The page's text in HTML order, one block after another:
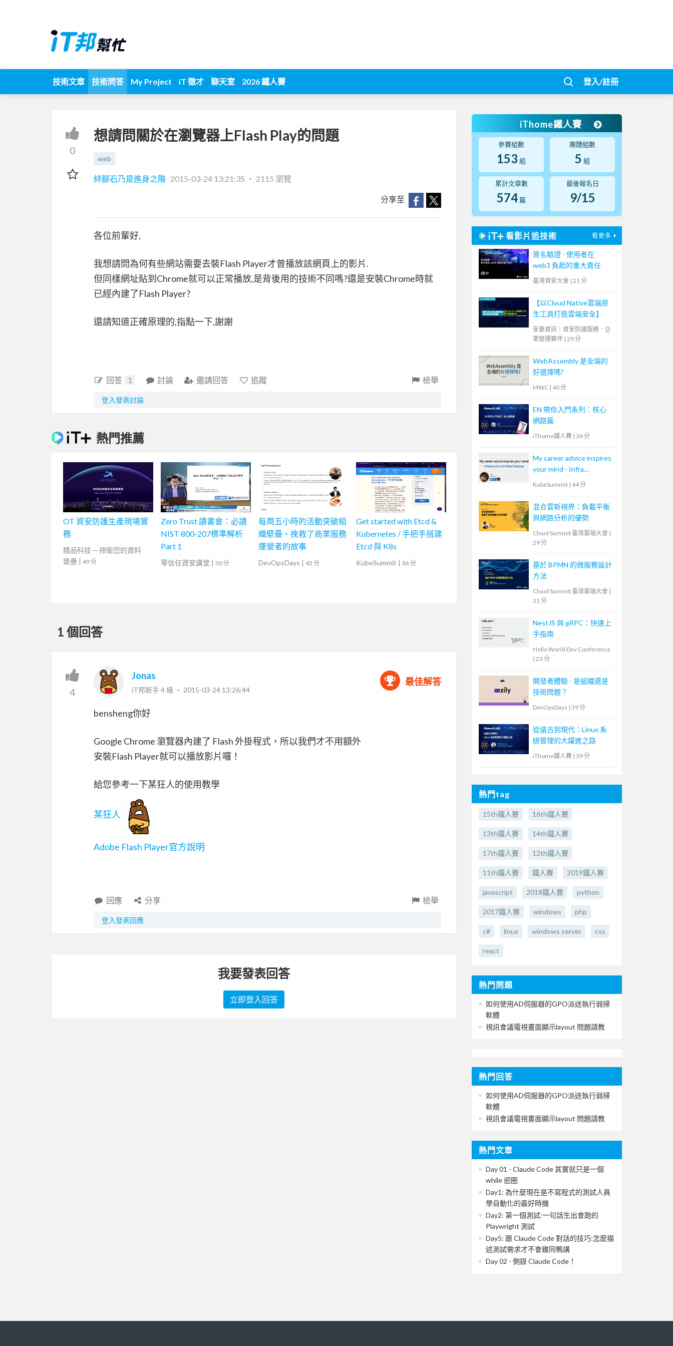
技術文章 技術問答 My Project iT 徵才 聊天室 2026 鐵人賽 登入/註冊
0
想請問關於在瀏覽器上Flash Play的問題
web
絆腳石乃是進身之階 2015-03-24 13:21:35 ‧ 2115 瀏覽
分享至
各位前輩好,
我想請問為何有些網站需要去裝Flash Player才曾播放該網頁上的影片.
但同樣網址貼到Chrome就可以正常播放,是背後用的技術不同嗎?還是安裝Chrome時就
已經內建了Flash Player?
還請知道正確原理的,指點一下,謝謝
回答 1 討論 邀請回答 追蹤 檢舉
登入發表討論
熱門推薦
OT 資安防護生產現場實
務
精品科技 ─ 捍衛您的資料
堡壘 | 49 分
Zero Trust 讀書會：必讀
NIST 800-207標準解析
Part 1
零信任資安講堂 | 30 分
每周五小時的活動突破組
織壁壘，挽救了商業服務
運營者的故事
DevOpsDays | 43 分
Get started with Etcd &
Kubernetes / 手把手搭建
Etcd 與 K8s
KubeSummit | 86 分
1 個回答
4
Jonas
iT邦新手 4 級 ‧ 2015-03-24 13:26:44
最佳解答
bensheng你好
Google Chrome 瀏覽器內建了 Flash 外掛程式，所以我們才不用額外
安裝Flash Player就可以播放影片囉！
給您參考一下某狂人的使用教學
某狂人
Adobe Flash Player官方說明
回應 分享 檢舉
登入發表回應
我要發表回答
立即登入回答
iThome鐵人賽
參賽組數
153 組
團體組數
5 組
累計文章數
574 篇
最後報名日
9/15
看影片追技術 看更多
簽名驗證 - 使用者在
web3 負起的重大責任
臺灣資安大會 | 21 分
【以Cloud Native雲端原
生工具打造雲端安全】
安碁資訊｜資安防護服務．企
業營運夥伴 | 29 分
WebAssembly 是全端的
好選擇嗎?
MWC | 40 分
EN 帶你入門系列：核心
網路篇
iThome鐵人賽 | 36 分
My career advice inspires
your mind - Infra
KubeSummit | 44 分
混合雲新視界：負載平衡
與網路分析的優勢
Cloud Summit 臺灣雲端大會 |
29 分
基於 BPMN 的微服務設計
方法
Cloud Summit 臺灣雲端大會 |
31 分
NestJS 與 gRPC：快速上
手指南
Hello World Dev Conference
| 23 分
開發者體驗 - 是組織還是
技術問題？
DevOpsDays | 39 分
從遠古到現代：Linux 系
統管理的大躍進之路
iThome鐵人賽 | 39 分
熱門tag
15th鐵人賽 16th鐵人賽
13th鐵人賽 14th鐵人賽
17th鐵人賽 12th鐵人賽
11th鐵人賽 鐵人賽 2019鐵人賽
javascript 2018鐵人賽 python
2017鐵人賽 windows php
c# linux windows server css
react
熱門問題
如何使用AD伺服器的GPO派送執行弱掃
軟體
視訊會議電視畫面顯示layout 問題請教
熱門回答
如何使用AD伺服器的GPO派送執行弱掃
軟體
視訊會議電視畫面顯示layout 問題請教
熱門文章
Day 01 - Claude Code 其實就只是一個
while 迴圈
Day1: 為什麼現在是不寫程式的測試人員
學自動化的最好時機
Day2: 第一個測試:一句話生出會跑的
Playwright 測試
Day5: 跟 Claude Code 對話的技巧:怎麼描
述測試需求才不會雞同鴨講
Day 02 - 側錄 Claude Code！